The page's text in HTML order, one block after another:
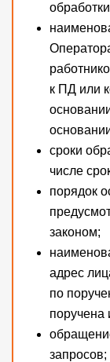
к ПД или
сроки
числе
порядок
законом;
адрес
по
поручена
запросов;